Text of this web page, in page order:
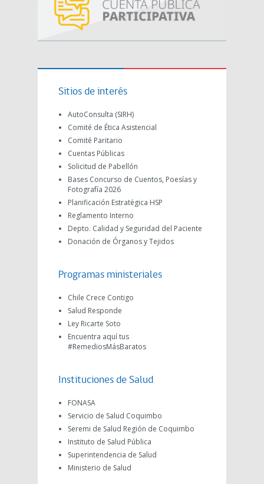
Sitios de interés
AutoConsulta (SIRH)
Comité de Ética Asistencial
Comité Paritario
Cuentas Públicas
Solicitud de Pabellón
Bases Concurso de Cuentos, Poesías y
Fotografía 2026
Planificación Estratégica HSP
Reglamento Interno
Depto. Calidad y Seguridad del Paciente
Donación de Órganos y Tejidos
Programas ministeriales
Chile Crece Contigo
Salud Responde
Ley Ricarte Soto
Encuentra aquí tus
#RemediosMásBaratos
Instituciones de Salud
FONASA
Servicio de Salud Coquimbo
Seremi de Salud Región de Coquimbo
Instituto de Salud Pública
Superintendencia de Salud
Ministerio de Salud